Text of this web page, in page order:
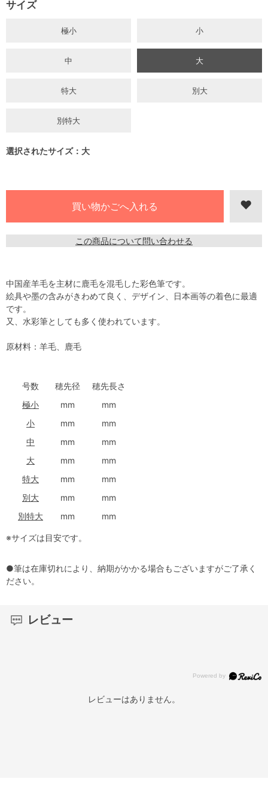
サイズ
極小 小
中 大
特大 別大
別特大
選択されたサイズ：大
この商品について問い合わせる
中国産羊毛を主材に鹿毛を混毛した彩色筆です。
絵具や墨の含みがきわめて良く、デザイン、日本画等の着色に最適
です。
又、水彩筆としても多く使われています。
原材料：羊毛、鹿毛
号数 穂先径
穂先長さ
極小
mm
mm
小
mm
mm
中
mm
mm
大
mm
mm
特大
mm
mm
別大
mm
mm
別特大
mm mm
※サイズは目安です。
●筆は在庫切れにより、納期がかかる場合もございますがご了承く
ださい。
レビュー
レビューはありません。